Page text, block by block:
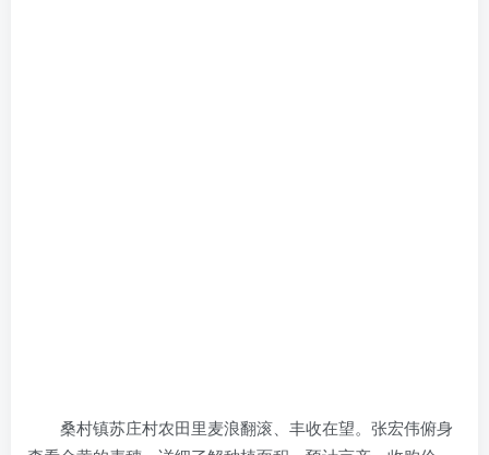
桑村镇苏庄村农田里麦浪翻滚、丰收在望。张宏伟俯身